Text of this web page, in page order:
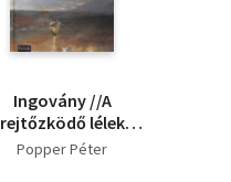
Ingovány //A
rejtőzködő lélek
keresése//
Popper Péter